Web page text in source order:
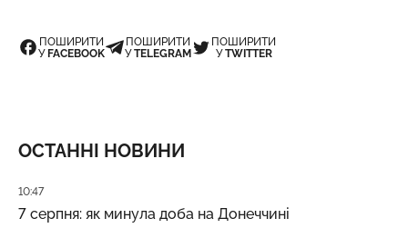
ПОШИРИТИ
У FACEBOOK
ПОШИРИТИ
УTELEGRAM
ПОШИРИТИ
УTWITTER
ОСТАННІ НОВИНИ
Дата публікації
10:47
7 серпня: як минула доба на Донеччині